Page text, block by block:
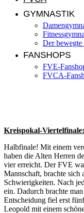
GYMNASTIK
Der
FANSHOPS
FVE-
FVCA-
Kreispokal-
Halbfinale! Mit einem
haben die Alten Herren
vier erreicht. Der FVE
Mannschaft, brachte sich
Schwierigkeiten. Nach
ein. Dadurch brachte
Entscheidung fiel erst
Leopold mit einem